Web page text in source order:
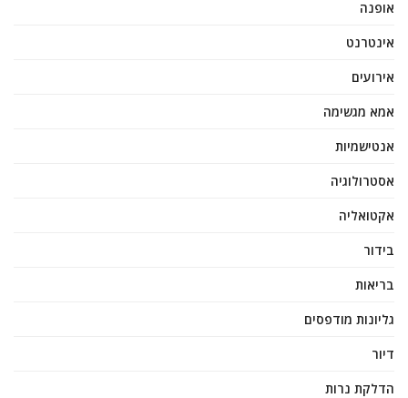
אופנה
אינטרנט
אירועים
אמא מגשימה
אנטישמיות
אסטרולוגיה
אקטואליה
בידור
בריאות
גליונות מודפסים
דיור
הדלקת נרות